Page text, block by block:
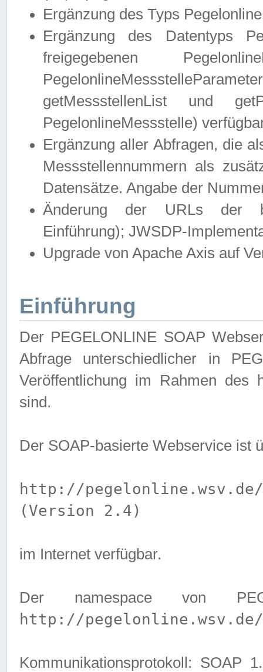
Ergänzung des Typs
Ergänzung des Datentyps
freigegebenen
getMessstellenList und
PegelonlineMessstelle)
Ergänzung aller Abfragen, die
Messstellennummern als
Datensätze. Angabe der
Änderung der URLs der
Einführung); JWSDP-
Upgrade von Apache Axis auf
Einführung
Der PEGELONLINE SOAP
Abfrage unterschiedlicher in
Veröffentlichung im Rahmen des
sind.
Der SOAP-basierte Webservice ist
http://pegelonline.wsv.de/
(Version 2.4)
im Internet verfügbar.
Der namespace von
http://pegelonline.wsv.de/
Kommunikationsprotokoll: SOAP